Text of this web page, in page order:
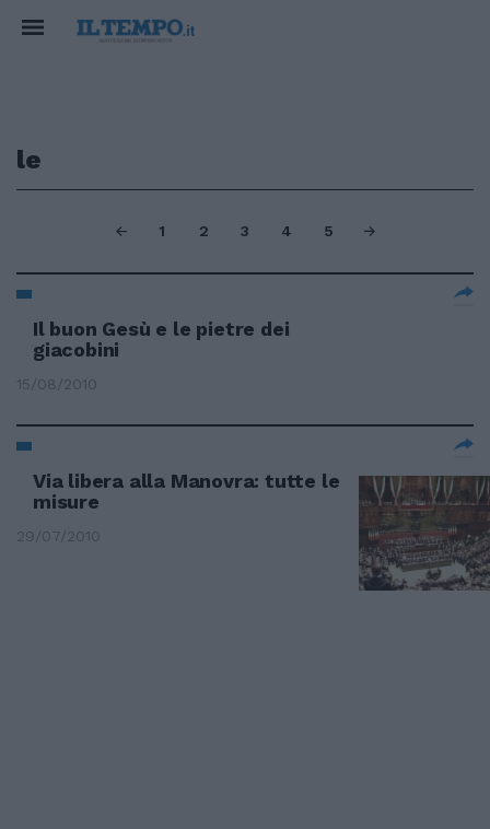
le
1 2 3 4 5
Il buon Gesù e le pietre dei
giacobini
15/08/2010
Via libera alla Manovra: tutte le
misure
29/07/2010